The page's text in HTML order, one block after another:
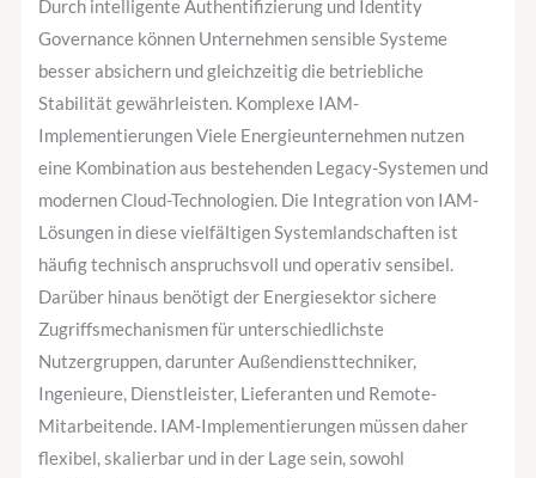
Durch intelligente Authentifizierung und Identity
Governance können Unternehmen sensible Systeme
besser absichern und gleichzeitig die betriebliche
Stabilität gewährleisten. Komplexe IAM-
Implementierungen Viele Energieunternehmen nutzen
eine Kombination aus bestehenden Legacy-Systemen und
modernen Cloud-Technologien. Die Integration von IAM-
Lösungen in diese vielfältigen Systemlandschaften ist
häufig technisch anspruchsvoll und operativ sensibel.
Darüber hinaus benötigt der Energiesektor sichere
Zugriffsmechanismen für unterschiedlichste
Nutzergruppen, darunter Außendiensttechniker,
Ingenieure, Dienstleister, Lieferanten und Remote-
Mitarbeitende. IAM-Implementierungen müssen daher
flexibel, skalierbar und in der Lage sein, sowohl